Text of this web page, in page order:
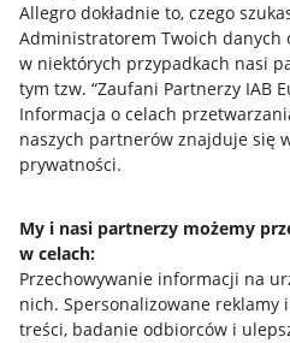
Allegro dokładnie to, czego
Administratorem Twoich danych
w niektórych przypadkach nasi
tym tzw. “Zaufani Partnerzy IAB
Informacja o celach
naszych partnerów znajduje się
prywatności.
My i nasi partnerzy możemy
w celach:
Przechowywanie informacji na
nich. Spersonalizowane reklamy
treści, badanie odbiorców i
Przydatne informacje
Jak to działa
Allegro Gadane dla sprzedających
Allegro Gadane dla kupujących